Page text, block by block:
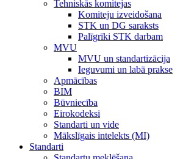
Tehniskās komitejas
Komiteju izveidošana
STK un DG saraksts
Palīgrīki STK darbam
MVU
MVU un standartizācija
Ieguvumi un labā prakse
Apmācības
BIM
Būvniecība
Eirokodeksi
Standarti un vide
Mākslīgais intelekts (MI)
Standarti